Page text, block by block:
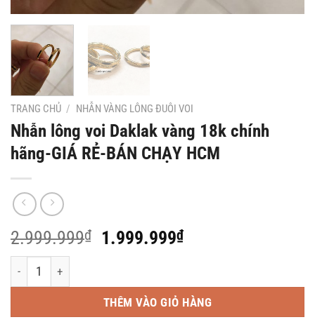
TRANG CHỦ / NHẪN VÀNG LÔNG ĐUÔI VOI
Nhẫn lông voi Daklak vàng 18k chính
hãng-GIÁ RẺ-BÁN CHẠY HCM
2.999.999₫
Giá
2.999.999₫.
1.999.999₫Giá
là:
1.999.999₫.
Nhẫn lông voi Daklak vàng 18k chính hãng-GIÁ RẺ-BÁN CHẠY
THÊM VÀO GIỎ HÀNG